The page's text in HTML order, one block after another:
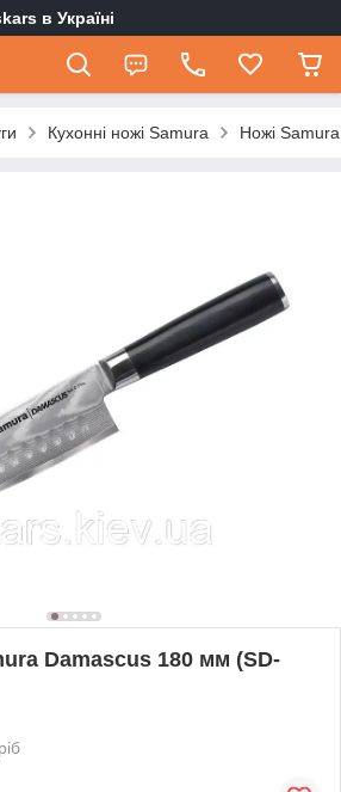
в Україні
Кухонні ножі Samura Ножі
Damascus 180 мм (SD-